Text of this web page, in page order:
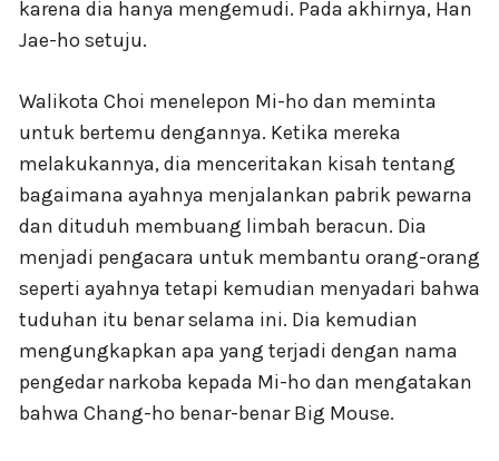
karena dia hanya mengemudi. Pada akhirnya, Han
Jae-ho setuju.
Walikota Choi menelepon Mi-ho dan meminta
untuk bertemu dengannya. Ketika mereka
melakukannya, dia menceritakan kisah tentang
bagaimana ayahnya menjalankan pabrik pewarna
dan dituduh membuang limbah beracun. Dia
menjadi pengacara untuk membantu orang-orang
seperti ayahnya tetapi kemudian menyadari bahwa
tuduhan itu benar selama ini. Dia kemudian
mengungkapkan apa yang terjadi dengan nama
pengedar narkoba kepada Mi-ho dan mengatakan
bahwa Chang-ho benar-benar Big Mouse.